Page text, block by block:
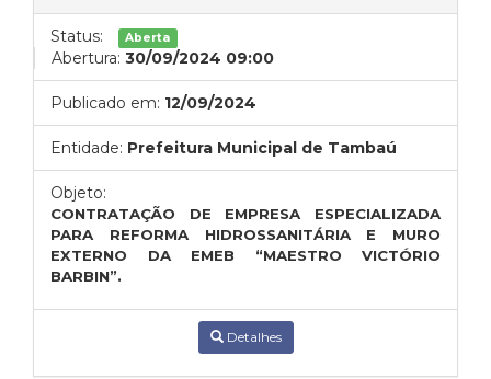
Status: Aberta
Abertura: 30/09/2024 09:00
Publicado em: 12/09/2024
Entidade: Prefeitura Municipal de Tambaú
Objeto:
CONTRATAÇÃO DE EMPRESA ESPECIALIZADA
PARA REFORMA HIDROSSANITÁRIA E MURO
EXTERNO DA EMEB “MAESTRO VICTÓRIO
BARBIN”.
Detalhes